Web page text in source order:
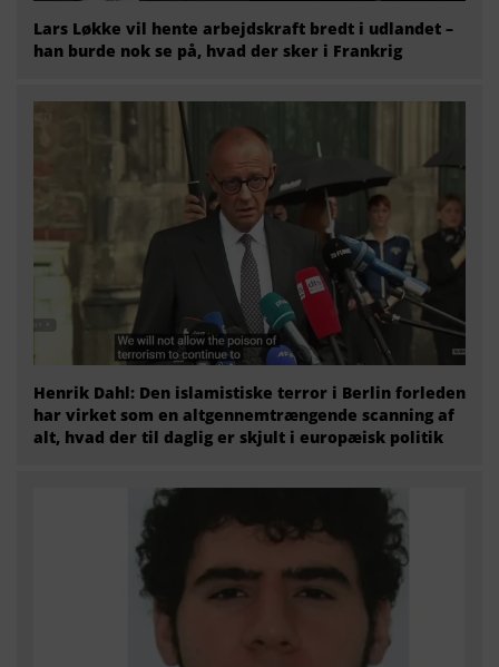
Lars Løkke vil hente arbejdskraft bredt i udlandet –
han burde nok se på, hvad der sker i Frankrig
Henrik Dahl: Den islamistiske terror i Berlin forleden
har virket som en altgennemtrængende scanning af
alt, hvad der til daglig er skjult i europæisk politik